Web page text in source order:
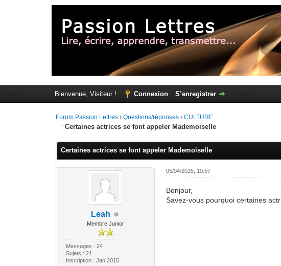
Bienvenue, Visiteur ! Connexion S’enregistrer
Forum Passion Lettres ›Questions/réponses ›CULTURE
Certaines actrices se font appeler Mademoiselle
Certaines actrices se font appeler Mademoiselle
Leah
Membre Junior
Messages : 24
Sujets : 21
Inscription : Jan 2015
05/04/2015, 10:57
Bonjour,
Savez-vous pourquoi certaines